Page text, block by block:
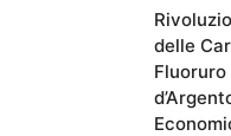
delle
Fluoruro